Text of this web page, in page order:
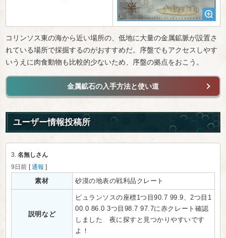
コリンソス東の海から近い場所の、低地に大量の金属鉱脈が設置さ
れている場所で採掘するのがおすすめだ。序盤でもアクセスしやす
いうえに肉食動物も比較的少ないため、序盤の拠点をおこう。
金属鉱石の入手方法と使い道
ユーザー情報投稿所
3. 名無しさん
9日前 [通報 ]
素材 砂漠の地表の戦利品クレート
説明など
ピュランソスの座標1つ目90.7 99.9、2つ目1
00.0 86.0 3つ目98.7 97.7に赤クレート確認
しました　夜に探すと見つかりやすいです
よ！